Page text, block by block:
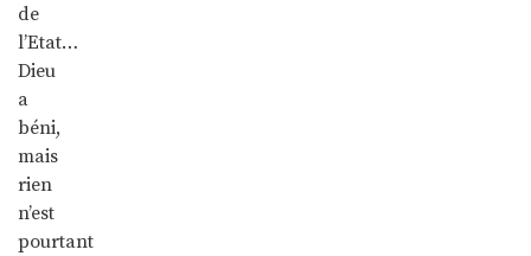
de
l’Etat…
Dieu
a
béni,
mais
rien
n’est
pourtant